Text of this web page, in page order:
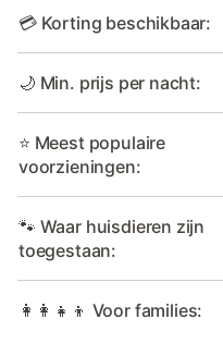
💳 Korting beschikbaar:
🌙 Min. prijs per nacht:
⭐ Meest populaire
voorzieningen:
🐾 Waar huisdieren zijn
toegestaan:
👩‍👩‍👧‍👦 Voor families: